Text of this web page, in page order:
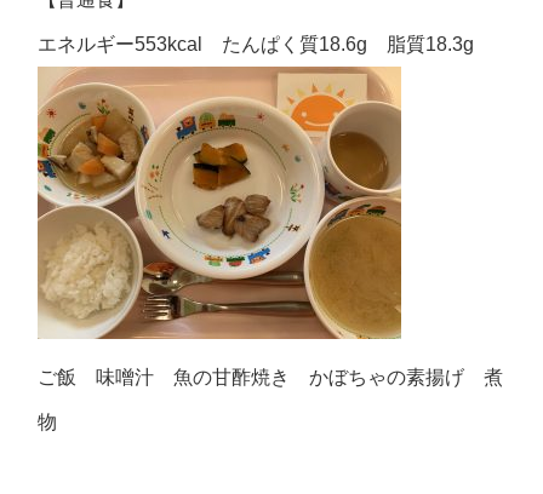
エネルギー553kcal たんぱく質18.6g 脂質18.3g
ご飯 味噌汁 魚の甘酢焼き かぼちゃの素揚げ 煮
物